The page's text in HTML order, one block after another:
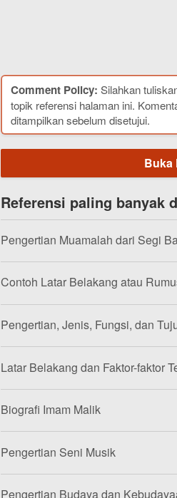
Comment Policy: Silahkan
topik referensi halaman ini.
ditampilkan sebelum disetujui.
Buka
Referensi paling banyak
Pengertian Muamalah dari Segi
Contoh Latar Belakang atau
Pengertian, Jenis, Fungsi, dan
Latar Belakang dan Faktor-faktor
Biografi Imam Malik
Pengertian Seni Musik
Pengertian Budaya dan